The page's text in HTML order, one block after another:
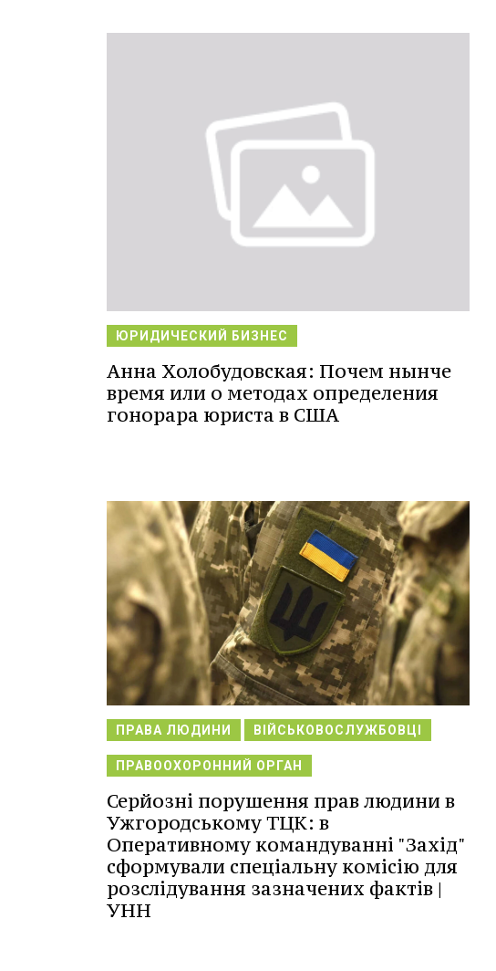
ЮРИДИЧЕСКИЙ БИЗНЕС
Анна Холобудовская: Почем нынче
время или о методах определения
гонорара юриста в США
ПРАВА ЛЮДИНИ ВІЙСЬКОВОСЛУЖБОВЦІ
ПРАВООХОРОННИЙ ОРГАН
Серйозні порушення прав людини в
Ужгородському ТЦК: в
Оперативному командуванні "Захід"
сформували спеціальну комісію для
розслідування зазначених фактів |
УНН